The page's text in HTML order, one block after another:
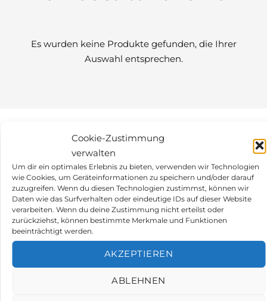
Cookie-Zustimmung
verwalten
Um dir ein optimales Erlebnis zu bieten, verwenden wir Technologien
wie Cookies, um Geräteinformationen zu speichern und/oder darauf
zuzugreifen. Wenn du diesen Technologien zustimmst, können wir
Daten wie das Surfverhalten oder eindeutige IDs auf dieser Website
verarbeiten. Wenn du deine Zustimmung nicht erteilst oder
zurückziehst, können bestimmte Merkmale und Funktionen
beeinträchtigt werden.
AKZEPTIEREN
ABLEHNEN
Es wurden keine Produkte gefunden, die Ihrer
Auswahl entsprechen.
PRODUKTBESCHREIBUNG
Beschreibung
Ablauf der Justage:
Bitte senden Sie ihr Gaswarngerät nach
erfolgter Bestellung an folgende Adresse:
MEDIUM-CONTROL-SYSTEME GmbH